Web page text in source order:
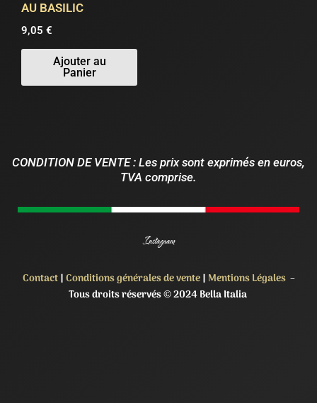
AU BASILIC
9,05€
Ajouter au
Panier
CONDITION DE VENTE : Les prix sont exprimés en euros,
TVA comprise.
Instagram
Contact|Conditions générales de vente| Mentions Légales–
Tous droits réservés © 2024 Bella Italia